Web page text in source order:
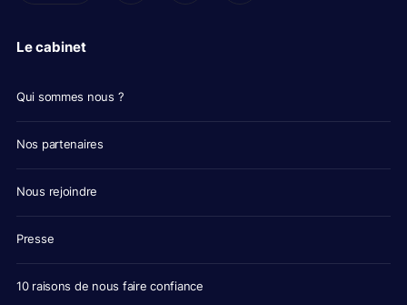
Le cabinet
Qui sommes nous ?
Nos partenaires
Nous rejoindre
Presse
10 raisons de nous faire confiance